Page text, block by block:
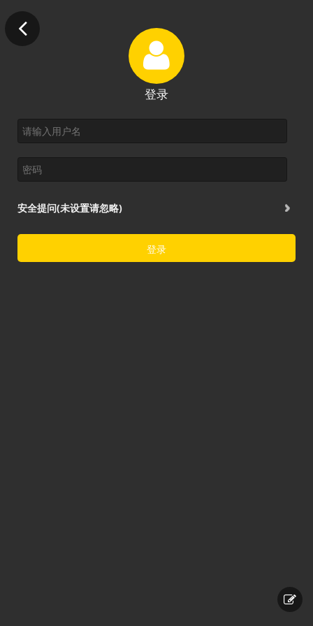
登录
安全提问(未设置请忽略)
登录